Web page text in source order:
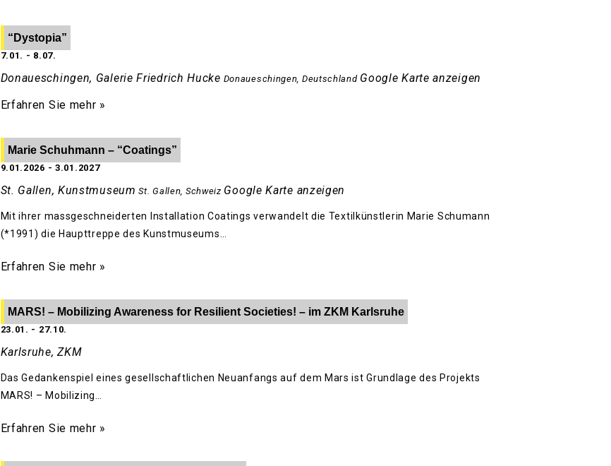
“Dystopia”
7.01. - 8.07.
Donaueschingen, Galerie Friedrich Hucke Donaueschingen Deutschland Google Karte anzeigen
Erfahren Sie mehr »
Marie Schuhmann – “Coatings”
9.01.2026 -3.01.2027
St. Gallen, Kunstmuseum St. Gallen Schweiz Google Karte anzeigen
Mit ihrer massgeschneiderten Installation Coatings verwandelt die Textilkünstlerin Marie Schumann
(*1991) die Haupttreppe des Kunstmuseums…
Erfahren Sie mehr »
MARS! – Mobilizing Awareness for Resilient Societies! – im ZKM Karlsruhe
23.01. - 27.10.
Karlsruhe, ZKM
Das Gedankenspiel eines gesellschaftlichen Neuanfangs auf dem Mars ist Grundlage des Projekts
MARS! – Mobilizing…
Erfahren Sie mehr »